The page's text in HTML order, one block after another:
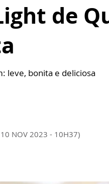
de
leve, bonita e deliciosa
NOV 2023 - 10H37)